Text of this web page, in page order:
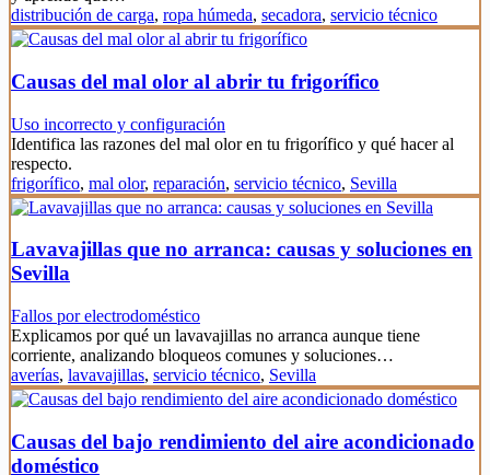
distribución de carga, ropa húmeda, secadora, servicio técnico
Causas del mal olor al abrir tu frigorífico
Uso incorrecto y configuración
Identifica las razones del mal olor en tu frigorífico y qué hacer al
respecto.
frigorífico, mal olor, reparación, servicio técnico, Sevilla
Lavavajillas que no arranca: causas y soluciones en
Sevilla
Fallos por electrodoméstico
Explicamos por qué un lavavajillas no arranca aunque tiene
corriente, analizando bloqueos comunes y soluciones…
averías, lavavajillas, servicio técnico, Sevilla
Causas del bajo rendimiento del aire acondicionado
doméstico